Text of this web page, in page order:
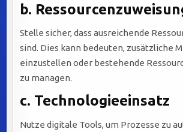
b.
Stelle sicher, dass ausreichende
sind. Dies kann bedeuten, zusätzliche
einzustellen oder bestehende
zu managen.
c. Technologieeinsatz
Nutze digitale Tools, um Prozesse zu